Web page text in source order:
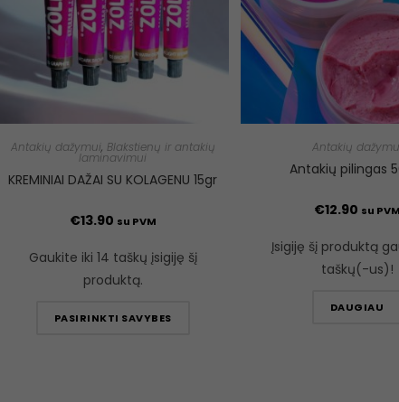
Antakių dažymui, Blakstienų ir antakių
laminavimui
KREMINIAI DAŽAI SU KOLAGENU 15gr
€13.90 su PVM
Gaukite iki 14 taškų įsigiję šį
produktą.
PASIRINKTI SAVYBES
Antakių
Antakių pilingas
€12.90 su PVM
Įsigiję šį produktą
taškų(-us)!
DAUGIAU